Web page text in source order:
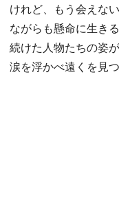
けれど、もう会えな
ながらも懸命に生き
続けた人物たちの姿
涙を浮かべ遠くを見